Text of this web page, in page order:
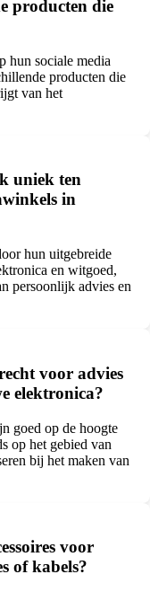
producten die
hun sociale media
producten die
van het
uniek ten
in
hun uitgebreide
en witgoed,
persoonlijk advies en
voor advies
elektronica?
goed op de hoogte
op het gebied van
bij het maken van
voor
of kabels?